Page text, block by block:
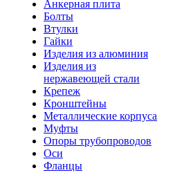
Анкерная плита
Болты
Втулки
Гайки
Изделия из алюминия
Изделия из
нержавеющей стали
Крепеж
Кронштейны
Металлические корпуса
Муфты
Опоры трубопроводов
Оси
Фланцы